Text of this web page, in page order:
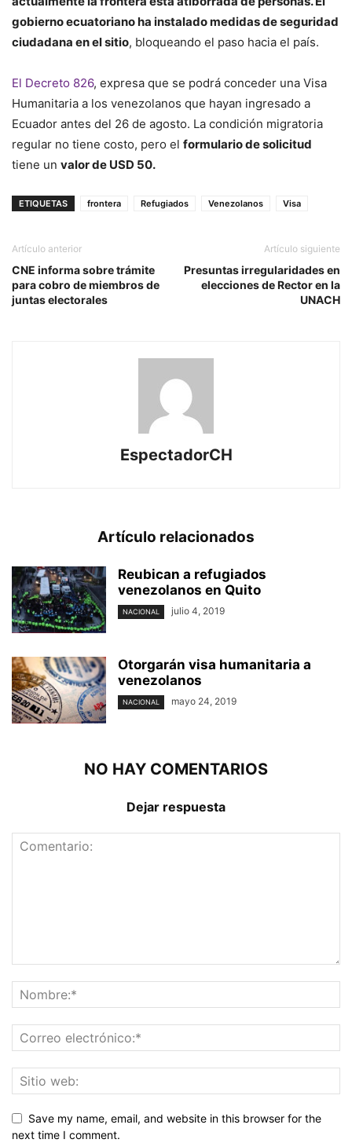
gobierno ecuatoriano ha instalado medidas de seguridad
ciudadana en el sitio, bloqueando el paso hacia el país.
El Decreto 826, expresa que se podrá conceder una Visa
Humanitaria a los venezolanos que hayan ingresado a
Ecuador antes del 26 de agosto. La condición migratoria
regular no tiene costo, pero el formulario de solicitud
tiene un valor de USD 50.
ETIQUETAS frontera Refugiados Venezolanos Visa
Artículo anterior
CNE informa sobre trámite
para cobro de miembros de
juntas electorales
Artículo siguiente
Presuntas irregularidades en
elecciones de Rector en la
UNACH
EspectadorCH
Artículo relacionados
Reubican a refugiados
venezolanos en Quito
NACIONAL julio 4, 2019
Otorgarán visa humanitaria a
venezolanos
NACIONAL mayo 24, 2019
NO HAY COMENTARIOS
Dejar respuesta
Save my name, email, and website in this browser for the
next time I comment.